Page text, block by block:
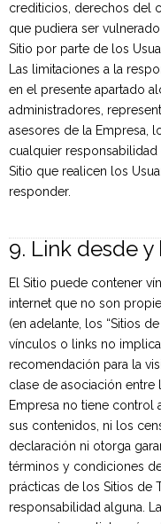
crediticios, derechos del
que pudiera ser
Sitio por parte de los
Las limitaciones a la
en el presente apartado
administradores,
asesores de la Empresa,
cualquier
Sitio que realicen los
responder.
9. Link desde
El Sitio puede contener
internet que no son
(en adelante, los “Sitios
vínculos o links no
recomendación para la
clase de asociación entre
Empresa no tiene control
sus contenidos, ni los
declaración ni otorga
términos y condiciones
prácticas de los Sitios de
responsabilidad alguna.